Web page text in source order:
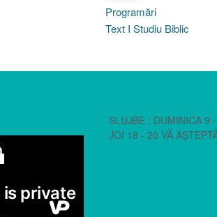
Programări
Text I Studiu Biblic
SLUJBE : DUMINICA 9
JOI 18 - 20 VĂ